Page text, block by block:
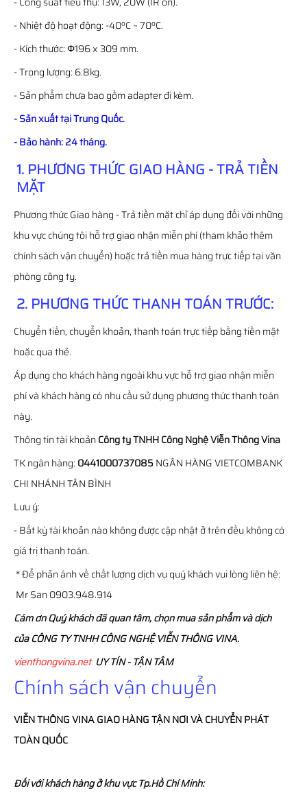
- Nhiệt độ hoạt động: -40ºC ~ 70ºC.
- Kích thước: Φ196 x 309 mm.
- Trọng lượng: 6.8kg.
- Sản phẩm chưa bao gồm adapter đi kèm.
- Sản xuất tại Trung Quốc.
- Bảo hành: 24 tháng.
1. PHƯƠNG THỨC GIAO HÀNG - TRẢ TIỀN
MẶT
Phương thức Giao hàng - Trả tiền mặt chỉ áp dụng đối với những
khu vực chúng tôi hỗ trợ giao nhận miễn phí (tham khảo thêm
chính sách vận chuyển) hoặc trả tiền mua hàng trực tiếp tại văn
phòng công ty.
2. PHƯƠNG THỨC THANH TOÁN TRƯỚC:
Chuyển tiền, chuyển khoản, thanh toán trực tiếp bằng tiền mặt
hoặc qua thẻ.
Áp dụng cho khách hàng ngoài khu vực hỗ trợ giao nhận miễn
phí và khách hàng có nhu cầu sử dụng phương thức thanh toán
này.
Thông tin tài khoảnCông ty TNHH Công Nghệ Viễn Thông Vina
TK ngân hàng: 0441000737085NGÂN HÀNG VIETCOMBANK
CHI NHÁNH TÂN BÌNH
Lưu ý:
- Bất kỳ tài khoản nào không được cập nhật ở trên đều không có
giá trị thanh toán.
* Để phản ánh về chất lượng dịch vụ quý khách vui lòng liên hệ:
Mr San 0903.948.914
Cám ơn Quý khách đã quan tâm, chọn mua sản phẩm và dịch
của CÔNG TY TNHH CÔNG NGHỆ VIỄN THÔNG VINA.
vienthongvina.netUY TÍN - TẬN TÂM
Chính sách vận chuyển
VIỄN THÔNGVINAGIAO HÀNG TẬN NƠI VÀ CHUYỂN PHÁT
TOÀN QUỐC
Đối với khách hàng ở khu vực Tp.Hồ Chí Minh: